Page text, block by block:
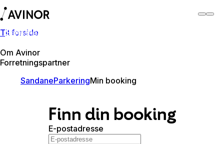
Til forside
Om Avinor
Forretningspartner
Sandane lufthamn
SandaneParkeringMin booking
Finn din booking
E-postadresse